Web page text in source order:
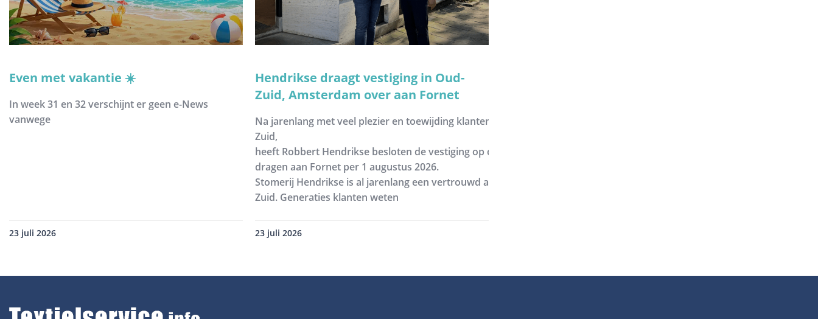
Even met vakantie ☀️
In week 31 en 32 verschijnt er geen e-News
vanwege
23 juli 2026
Hendrikse draagt vestiging in Oud-
Zuid, Amsterdam over aan Fornet
Na jarenlang met veel plezier en toewijding klanten te hebben bediend in hartje Oud-
Zuid,
heeft Robbert Hendrikse besloten de vestiging op de Johannes Verhulststraat 109 over te
dragen aan Fornet per 1 augustus 2026.
Stomerij Hendrikse is al jarenlang een vertrouwd adres in Amsterdam Oud-
Zuid. Generaties klanten weten
23 juli 2026